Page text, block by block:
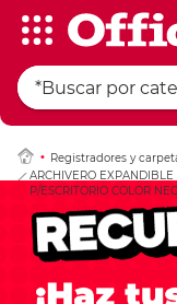
Registradores y
ARCHIVERO EXPANDIBLE
P/ESCRITORIO COLOR